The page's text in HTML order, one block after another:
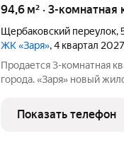
94,6 м² · 3-
Щербаковский переулок,
ЖК «Заря», 4 квартал 2027
Продается 3-комнатная
города. «Заря» новый жилой комплекс премиум-класса в самом
высоким уровнем
Проект объединяет
Показать телефон